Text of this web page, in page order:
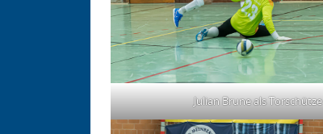
Julian Brune als Torschütze